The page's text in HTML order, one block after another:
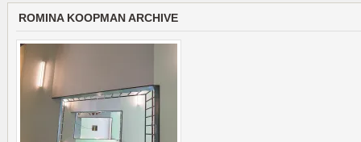
ROMINA KOOPMAN ARCHIVE